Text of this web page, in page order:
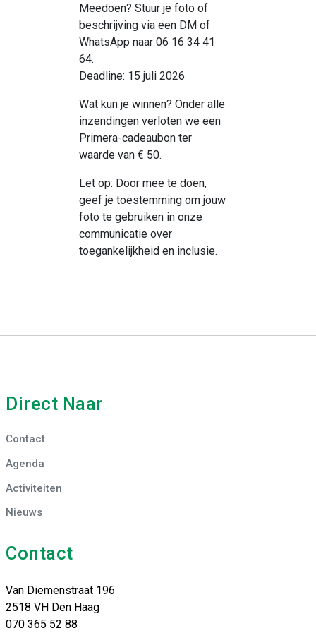
Meedoen? Stuur je foto of
beschrijving via een DM of
WhatsApp naar 06 16 34 41
64.
Deadline: 15 juli 2026
Wat kun je winnen? Onder alle
inzendingen verloten we een
Primera-cadeaubon ter
waarde van € 50.
Let op: Door mee te doen,
geef je toestemming om jouw
foto te gebruiken in onze
communicatie over
toegankelijkheid en inclusie.
Direct Naar
Contact
Agenda
Activiteiten
Nieuws
Contact
Van Diemenstraat 196
2518 VH Den Haag
070 365 52 88